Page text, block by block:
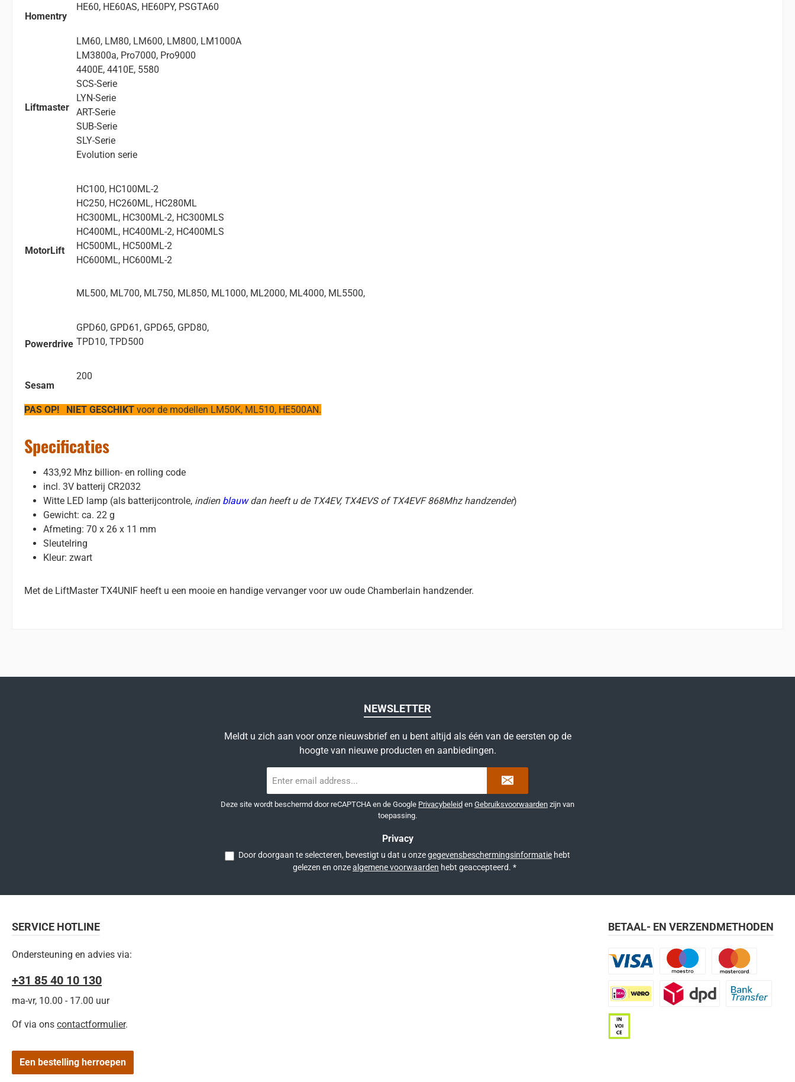
Homentry
HE60, HE60AS, HE60PY, PSGTA60
Liftmaster
LM60, LM80, LM600, LM800, LM1000A
LM3800a, Pro7000, Pro9000
4400E, 4410E, 5580
SCS-Serie
LYN-Serie
ART-Serie
SUB-Serie
SLY-Serie
Evolution serie
MotorLift
HC100, HC100ML-2
HC250, HC260ML, HC280ML
HC300ML, HC300ML-2, HC300MLS
HC400ML, HC400ML-2, HC400MLS
HC500ML, HC500ML-2
HC600ML, HC600ML-2
ML500, ML700, ML750, ML850, ML1000, ML2000, ML4000, ML5500,
Powerdrive
GPD60, GPD61, GPD65, GPD80,
TPD10, TPD500
Sesam
200
PAS OP! NIET GESCHIKT voor de modellen LM50K, ML510, HE500AN.
Specificaties
433,92 Mhz billion- en rolling code
incl. 3V batterij CR2032
Witte LED lamp (als batterijcontrole, indien blauwdan heeft u de TX4EV, TX4EVS of TX4EVF 868Mhz handzender)
Gewicht: ca. 22 g
Afmeting: 70 x 26 x 11 mm
Sleutelring
Kleur: zwart
Met de LiftMaster TX4UNIF heeft u een mooie en handige vervanger voor uw oude Chamberlain handzender.
NEWSLETTER
Meldt u zich aan voor onze nieuwsbrief en u bent altijd als één van de eersten op de
hoogte van nieuwe producten en aanbiedingen.
mailadres
Deze site wordt beschermd door reCAPTCHA en de Google Privacybeleid en Gebruiksvoorwaarden zijn van
toepassing.
Privacy
Door doorgaan te selecteren, bevestigt u dat u onzegegevensbeschermingsinformatie hebt
gelezen en onzealgemene voorwaarden hebt geaccepteerd. *
SERVICE HOTLINE
Ondersteuning en advies via:
+31 85 40 10 130
ma-vr, 10.00 - 17.00 uur
Of via ons contactformulier.
Een bestelling herroepen
BETAAL- EN VERZENDMETHODEN
iDEAL | Wero
Maestro